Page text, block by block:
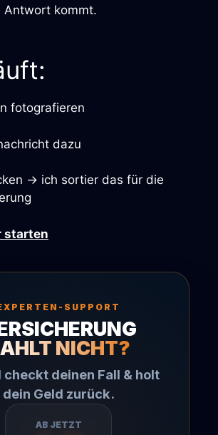
kommt.
fotografieren
dazu
→ ich sortier das für die
starten
SUPPORT
NICHT?
checkt deinen Fall & holt
dein Geld zurück.
AB JETZT